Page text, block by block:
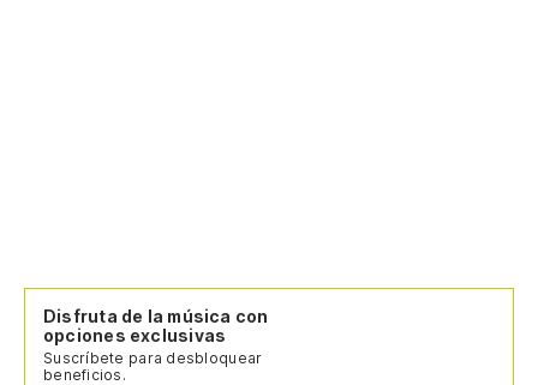
Disfruta de la música con
opciones exclusivas
Suscríbete para desbloquear
beneficios.